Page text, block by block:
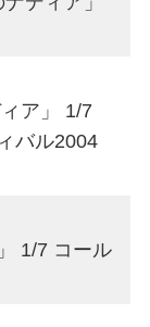
ア」 1/7
バル2004
1/7 コール